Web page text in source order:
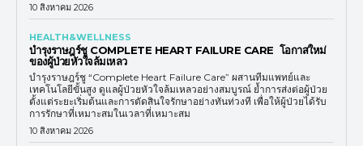
10 สิงหาคม 2026
HEALTH&WELLNESS
บำรุงราษฎร์ชู COMPLETE HEART FAILURE CARE โอกาสใหม่
ของผู้ป่วยหัวใจล้มเหลว
บำรุงราษฎร์ชู “Complete Heart Failure Care” ผสานทีมแพทย์และ
เทคโนโลยีขั้นสูง ดูแลผู้ป่วยหัวใจล้มเหลวอย่างสมบูรณ์ ย้ำการส่งต่อผู้ป่วย
ตั้งแต่ระยะเริ่มต้นและการตัดสินใจรักษาอย่างทันท่วงที เพื่อให้ผู้ป่วยได้รับ
การรักษาที่เหมาะสมในเวลาที่เหมาะสม
10 สิงหาคม 2026